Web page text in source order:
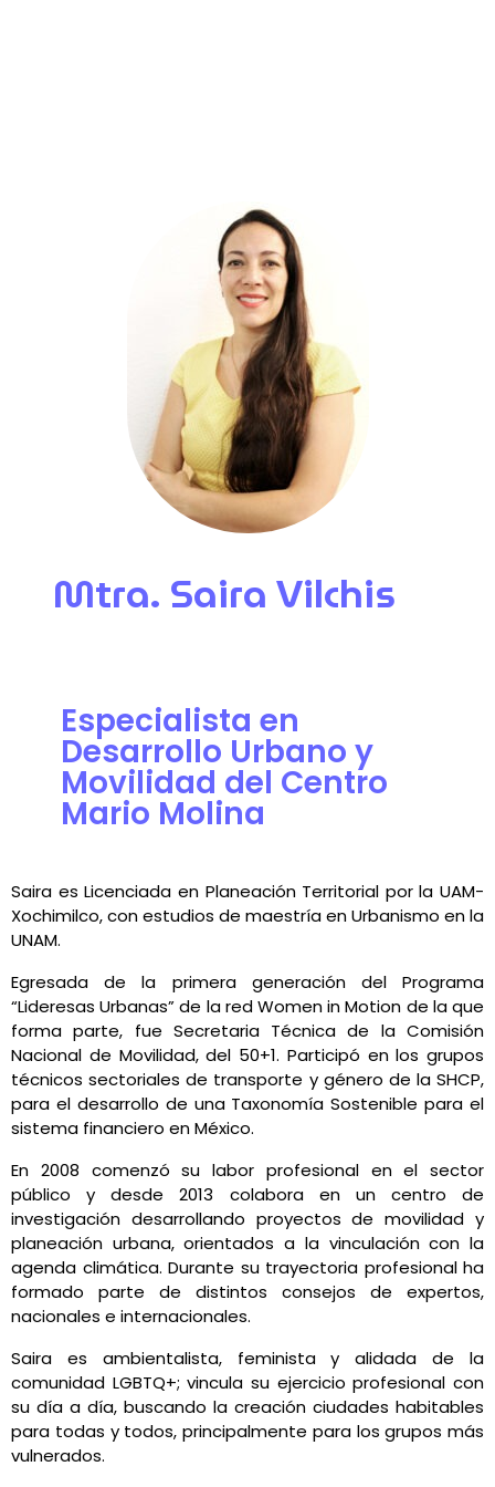
Mtra. Saira Vilchis
Especialista en
Desarrollo Urbano y
Movilidad del Centro
Mario Molina
Saira es Licenciada en Planeación Territorial por la UAM-
Xochimilco, con estudios de maestría en Urbanismo en la
UNAM.
Egresada de la primera generación del Programa
“Lideresas Urbanas” de la red Women in Motion de la que
forma parte, fue Secretaria Técnica de la Comisión
Nacional de Movilidad, del 50+1. Participó en los grupos
técnicos sectoriales de transporte y género de la SHCP,
para el desarrollo de una Taxonomía Sostenible para el
sistema financiero en México.
En 2008 comenzó su labor profesional en el sector
público y desde 2013 colabora en un centro de
investigación desarrollando proyectos de movilidad y
planeación urbana, orientados a la vinculación con la
agenda climática. Durante su trayectoria profesional ha
formado parte de distintos consejos de expertos,
nacionales e internacionales.
Saira es ambientalista, feminista y alidada de la
comunidad LGBTQ+; vincula su ejercicio profesional con
su día a día, buscando la creación ciudades habitables
para todas y todos, principalmente para los grupos más
vulnerados.